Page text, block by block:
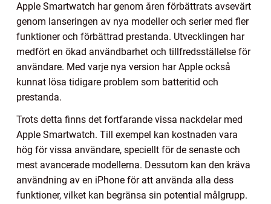
Apple Smartwatch har genom åren förbättrats avsevärt
genom lanseringen av nya modeller och serier med fler
funktioner och förbättrad prestanda. Utvecklingen har
medfört en ökad användbarhet och tillfredsställelse för
användare. Med varje nya version har Apple också
kunnat lösa tidigare problem som batteritid och
prestanda.
Trots detta finns det fortfarande vissa nackdelar med
Apple Smartwatch. Till exempel kan kostnaden vara
hög för vissa användare, speciellt för de senaste och
mest avancerade modellerna. Dessutom kan den kräva
användning av en iPhone för att använda alla dess
funktioner, vilket kan begränsa sin potential målgrupp.